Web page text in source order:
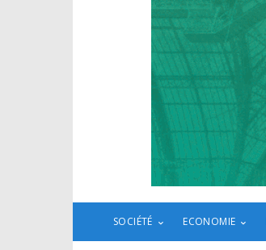
SOCIÉTÉ ECONOMIE